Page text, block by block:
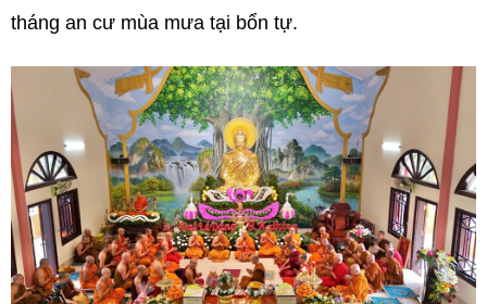
tháng an cư mùa mưa tại bổn tự.